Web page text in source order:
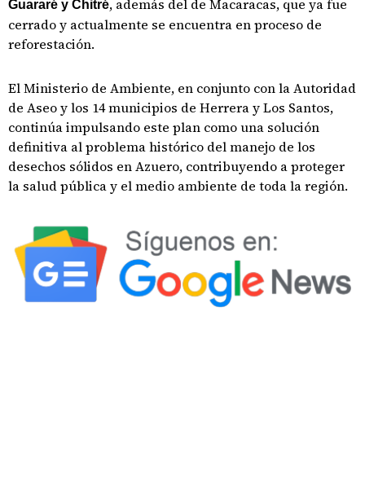
Guararé y Chitré, además del de Macaracas, que ya fue
cerrado y actualmente se encuentra en proceso de
reforestación.
El Ministerio de Ambiente, en conjunto con la Autoridad
de Aseo y los 14 municipios de Herrera y Los Santos,
continúa impulsando este plan como una solución
definitiva al problema histórico del manejo de los
desechos sólidos en Azuero, contribuyendo a proteger
la salud pública y el medio ambiente de toda la región.